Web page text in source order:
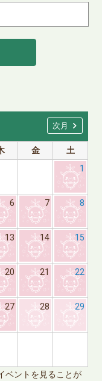
金
土
1
6 7 8
13 14 15
20 21 22
27 28 29
ベントを見ることが
次月 chevron_right